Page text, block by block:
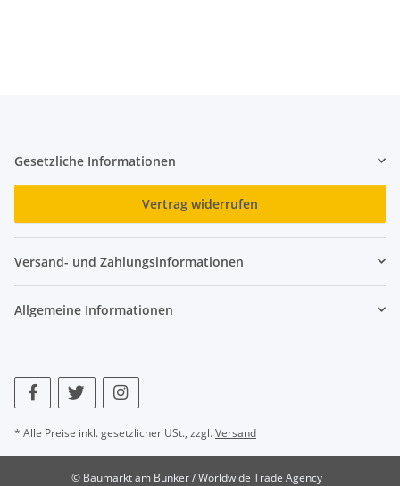
Gesetzliche Informationen
Vertrag widerrufen
Versand- und Zahlungsinformationen
Allgemeine Informationen
* Alle Preise inkl. gesetzlicher USt., zzgl.Versand
© Baumarkt am Bunker / Worldwide Trade Agency